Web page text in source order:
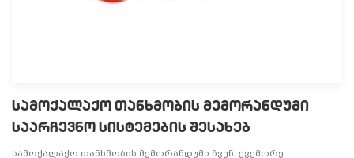
სამოქალაქო თანხმობის მემორანდუმი
საარჩევნო სისტემების შესახებ
სამოქალაქო თანხმობის მემორანდუმი ჩვენ, ქვემორე